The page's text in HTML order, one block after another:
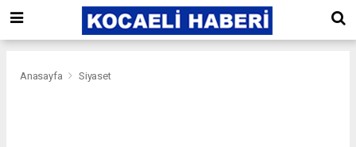
Anasayfa Siyaset